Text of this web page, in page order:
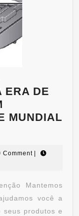
ERA DE
MUNDIAL
Comment |
Mantemos
você a
seus produtos e